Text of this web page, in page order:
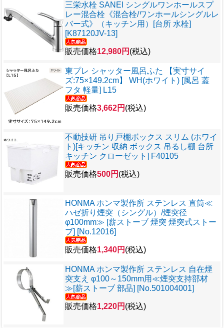
三栄水栓 SANEI シングルワンホールスプ
レー混合栓《混合栓/ワンホールシングルレ
バー式》（キッチン用）[台所 水栓]
[K87120JV-13]
販売価格12,980円 (税込)
東プレ シャッター風呂ふた 【実寸サイ
ズ:75×149.2cm】 WH(ホワイト) [風呂 蓋
フタ 軽量] L15
販売価格3,662円 (税込)
不動技研 吊り戸棚ボックス スリム (ホワイ
ト)[キッチン 収納 ボックス 吊るし棚 台所
キッチン クローゼット] F40105
販売価格500円 (税込)
HONMA ホンマ製作所 ステンレス 直筒≪
ハゼ折り煙突（シングル）/煙突径
φ100mm≫ [薪ストーブ 煙突 煙突式ストー
ブ] [No.12016]
販売価格1,340円 (税込)
HONMA ホンマ製作所 ステンレス 自在煙
突支え φ100～150mm用≪煙突支持部材
≫[薪ストーブ 部品] [No.501004001]
販売価格1,220円 (税込)